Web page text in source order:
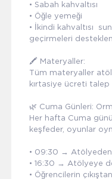
• Sabah kahvaltısı
• Öğle yemeği
• İkindi kahvaltısı
geçirmeleri
🖍️ Materyaller:
Tüm materyaller
kırtasiye ücreti talep
🌿 Cuma Günleri:
Her hafta Cuma
keşfeder, oyunlar
• 09:30 → Atölyeden
• 16:30 → Atölyeye
• Öğrencilerin